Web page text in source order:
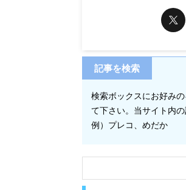
記事を検索
検索ボックスにお好み
て下さい。当サイト内の
例）プレコ、めだか